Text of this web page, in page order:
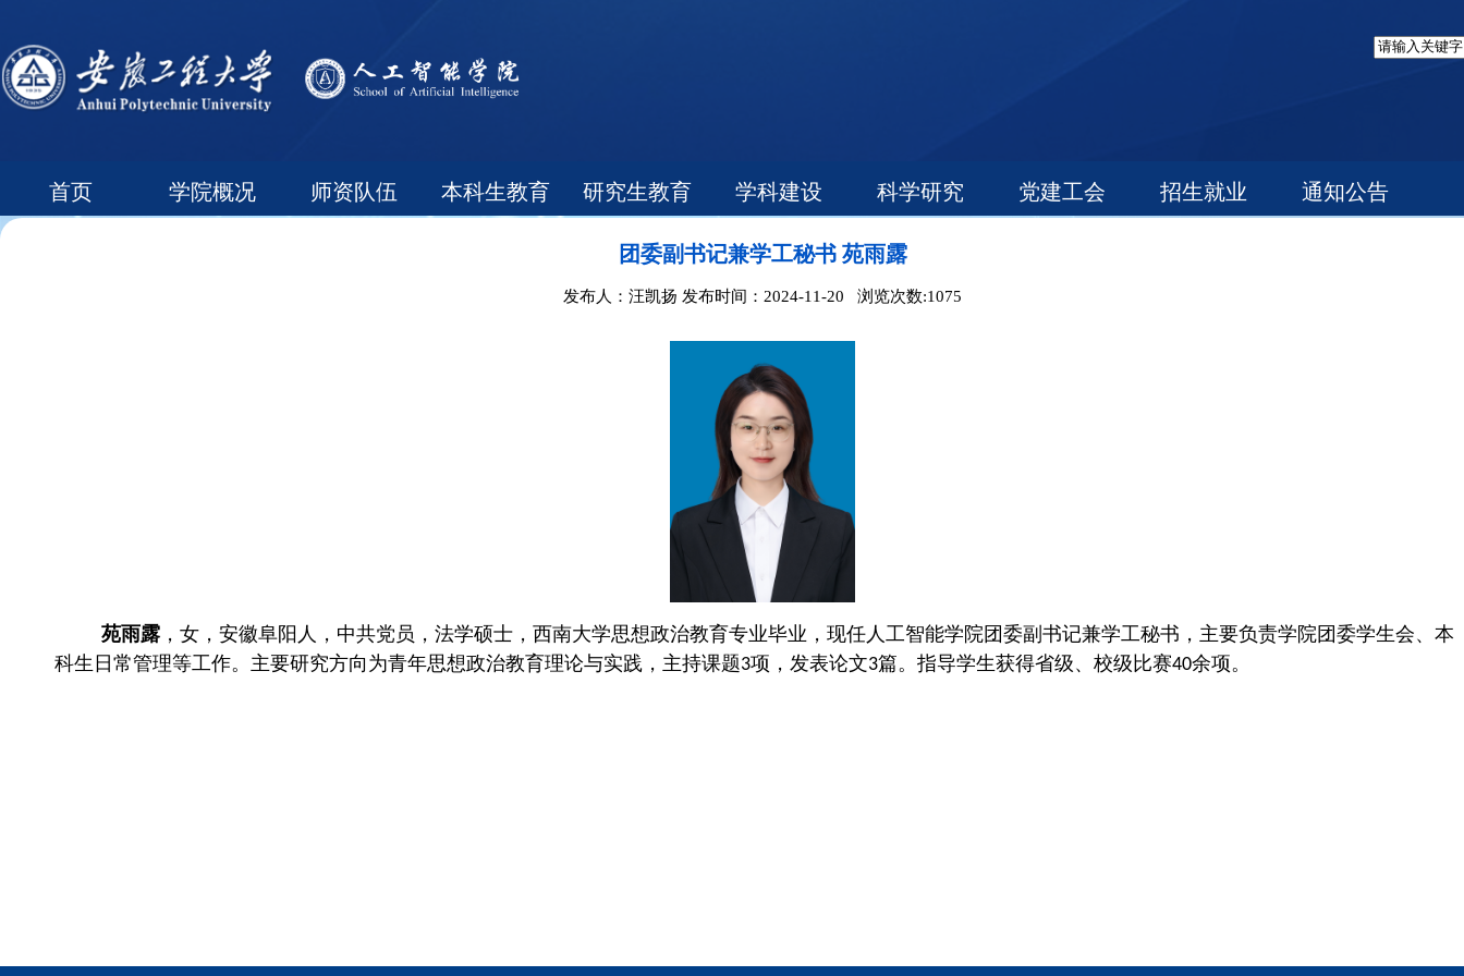
首页 学院概况 师资队伍 本科生教育 研究生教育 学科建设 科学研究 党建工会 招生就业 通知公告
团委副书记兼学工秘书 苑雨露
发布人：汪凯扬 发布时间：2024-11-20 浏览次数:1075
苑雨露 ，女，安徽阜阳人，中共党员，法学硕士，西南大学思想政治教育专业毕业，现任人工智能学院团委副书记兼学工秘书，主要负责学院团委学生会、本
科生日常管理等工作。主要研究方向为青年思想政治教育理论与实践，主持课题3项，发表论文3篇。指导学生获得省级、校级比赛40余项。